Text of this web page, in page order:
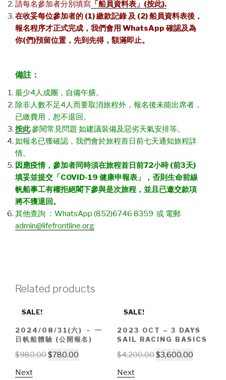
請每名參加者分別填寫 「船員資料表」 (按此).
在收妥每位參加者的 (1)繳款記錄及 (2)船員資料表後，
報名程序才正式完成，我們會用 WhatsApp 確認及為
你(們)預留位置，先到先得，額滿即止。
備註 ：
最少4人成團，自備午膳。
除非人數不足4人而要取消旅程外，報名後未能出席者，
已繳費用，恕不退回。
按此參閱常見問題 如建議裝備及惡劣天氣安排等。
如報名已獲確認，我們會於旅程首日前七天通知旅程詳
情。
因應疫情，參加者同時須在旅程首日前72小時(前3天)
填妥並提交「 COVID-19 健康申報表」，否則生命前線
帆船事工有權拒絕閣下參與是次旅程，並且已邀交款項
將不獲退回。
其他查詢 ：WhatsApp (852)6746 8359 或 電郵
admin@lifefrontline.org
Related products
SALE!
2024/08/31(六) － 一
日帆船體驗 (公開報名)
$980.00$780.00
Next
SALE!
2023 OCT – 3 DAYS
SAIL RACING BASICS
$4,200.00$3,600.00
Next